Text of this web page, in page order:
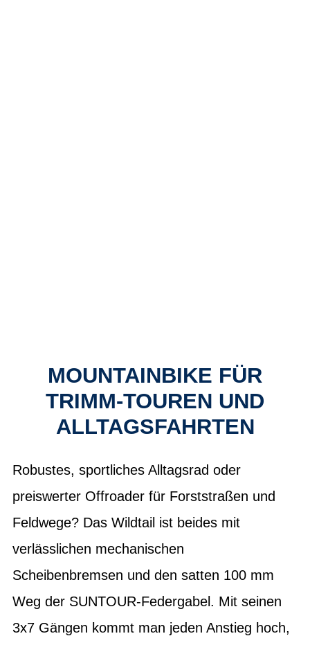
MOUNTAINBIKE FÜR
TRIMM-TOUREN UND
ALLTAGSFAHRTEN
Robustes, sportliches Alltagsrad oder
preiswerter Offroader für Forststraßen und
Feldwege? Das Wildtail ist beides mit
verlässlichen mechanischen
Scheibenbremsen und den satten 100 mm
Weg der SUNTOUR-Federgabel. Mit seinen
3x7 Gängen kommt man jeden Anstieg hoch,